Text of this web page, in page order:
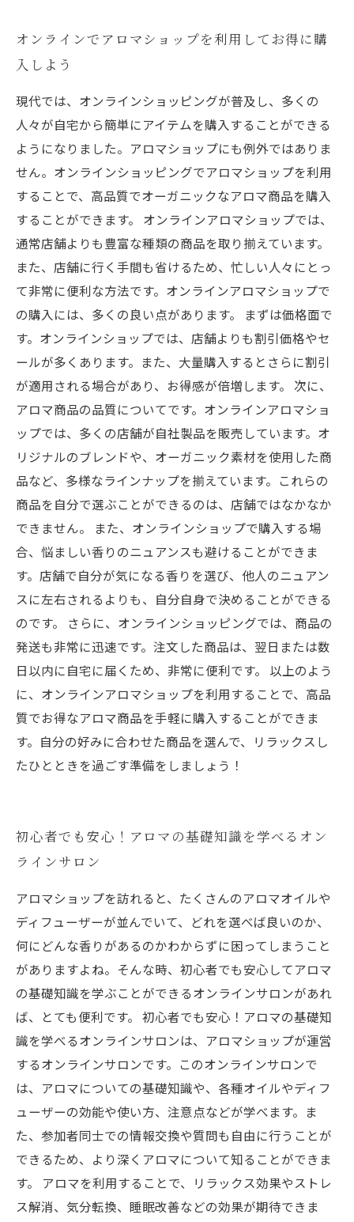
オンラインでアロマショップを利用してお得に購
入しよう
現代では、オンラインショッピングが普及し、多くの
人々が自宅から簡単にアイテムを購入することができる
ようになりました。アロマショップにも例外ではありま
せん。オンラインショッピングでアロマショップを利用
することで、高品質でオーガニックなアロマ商品を購入
することができます。 オンラインアロマショップでは、
通常店舗よりも豊富な種類の商品を取り揃えています。
また、店舗に行く手間も省けるため、忙しい人々にとっ
て非常に便利な方法です。オンラインアロマショップで
の購入には、多くの良い点があります。 まずは価格面で
す。オンラインショップでは、店舗よりも割引価格やセ
ールが多くあります。また、大量購入するとさらに割引
が適用される場合があり、お得感が倍増します。 次に、
アロマ商品の品質についてです。オンラインアロマショ
ップでは、多くの店舗が自社製品を販売しています。オ
リジナルのブレンドや、オーガニック素材を使用した商
品など、多様なラインナップを揃えています。これらの
商品を自分で選ぶことができるのは、店舗ではなかなか
できません。 また、オンラインショップで購入する場
合、悩ましい香りのニュアンスも避けることができま
す。店舗で自分が気になる香りを選び、他人のニュアン
スに左右されるよりも、自分自身で決めることができる
のです。 さらに、オンラインショッピングでは、商品の
発送も非常に迅速です。注文した商品は、翌日または数
日以内に自宅に届くため、非常に便利です。 以上のよう
に、オンラインアロマショップを利用することで、高品
質でお得なアロマ商品を手軽に購入することができま
す。自分の好みに合わせた商品を選んで、リラックスし
たひとときを過ごす準備をしましょう！
初心者でも安心！アロマの基礎知識を学べるオン
ラインサロン
アロマショップを訪れると、たくさんのアロマオイルや
ディフューザーが並んでいて、どれを選べば良いのか、
何にどんな香りがあるのかわからずに困ってしまうこと
がありますよね。そんな時、初心者でも安心してアロマ
の基礎知識を学ぶことができるオンラインサロンがあれ
ば、とても便利です。 初心者でも安心！アロマの基礎知
識を学べるオンラインサロンは、アロマショップが運営
するオンラインサロンです。このオンラインサロンで
は、アロマについての基礎知識や、各種オイルやディフ
ューザーの効能や使い方、注意点などが学べます。ま
た、参加者同士での情報交換や質問も自由に行うことが
できるため、より深くアロマについて知ることができま
す。 アロマを利用することで、リラックス効果やストレ
ス解消、気分転換、睡眠改善などの効果が期待できま